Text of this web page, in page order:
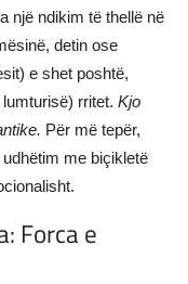
një ndikim të thellë në
detin ose
e shet poshtë,
rritet. Kjo
Për më tepër,
me biçikletë
Forca e